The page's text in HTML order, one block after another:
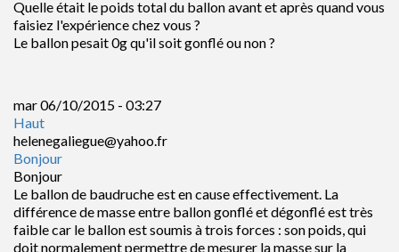
Quelle était le poids total du ballon avant et après quand vous
faisiez l'expérience chez vous ?
Le ballon pesait 0g qu'il soit gonflé ou non ?
mar 06/10/2015 - 03:27
Haut
helenegaliegue@yahoo.fr
Bonjour
Bonjour
Le ballon de baudruche est en cause effectivement. La
différence de masse entre ballon gonflé et dégonflé est très
faible car le ballon est soumis à trois forces : son poids, qui
doit normalement permettre de mesurer la masse sur la